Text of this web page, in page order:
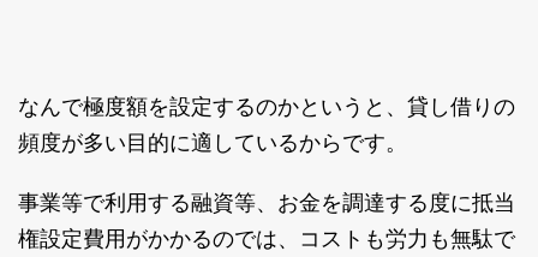
なんで極度額を設定するのかというと、貸し借りの
頻度が多い目的に適しているからです。
事業等で利用する融資等、お金を調達する度に抵当
権設定費用がかかるのでは、コストも労力も無駄で